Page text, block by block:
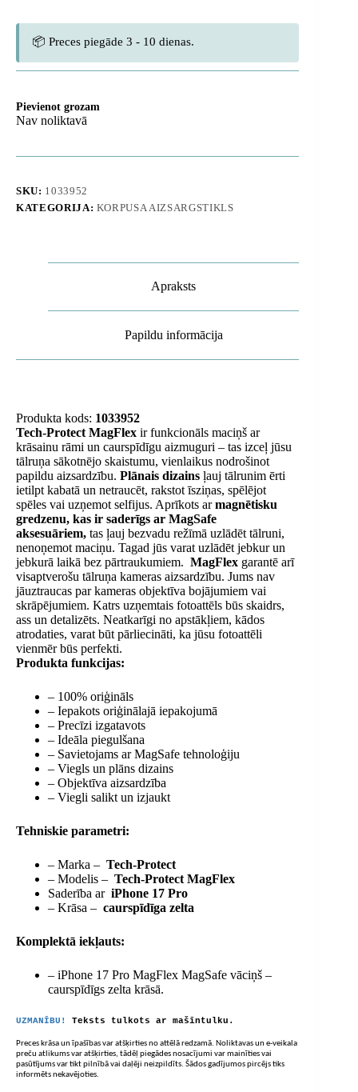
📦 Preces piegāde 3 - 10 dienas.
Pievienot grozam
Nav noliktavā
SKU: 1033952
KATEGORIJA: KORPUSA AIZSARGSTIKLS
Apraksts
Papildu informācija
Produkta kods: 1033952
Tech-Protect MagFlex ir funkcionāls maciņš ar
krāsainu rāmi un caurspīdīgu aizmuguri – tas izceļ jūsu
tālruņa sākotnējo skaistumu, vienlaikus nodrošinot
papildu aizsardzību. Plānais dizains ļauj tālrunim ērti
ietilpt kabatā un netraucēt, rakstot īsziņas, spēlējot
spēles vai uzņemot selfijus. Aprīkots armagnētisku
gredzenu, kas ir saderīgs ar MagSafe
aksesuāriem, tas ļauj bezvadu režīmā uzlādēt tālruni,
nenoņemot maciņu. Tagad jūs varat uzlādēt jebkur un
jebkurā laikā bez pārtraukumiem. MagFlex garantē arī
visaptverošu tālruņa kameras aizsardzību. Jums nav
jāuztraucas par kameras objektīva bojājumiem vai
skrāpējumiem. Katrs uzņemtais fotoattēls būs skaidrs,
ass un detalizēts. Neatkarīgi no apstākļiem, kādos
atrodaties, varat būt pārliecināti, ka jūsu fotoattēli
vienmēr būs perfekti.
Produkta funkcijas:
– 100% oriģināls
– Iepakots oriģinālajā iepakojumā
– Precīzi izgatavots
– Ideāla piegulšana
– Savietojams ar MagSafe tehnoloģiju
– Viegls un plāns dizains
– Objektīva aizsardzība
– Viegli salikt un izjaukt
Tehniskie parametri:
– Marka – Tech-Protect
– Modelis – Tech-Protect MagFlex
Saderība ar iPhone 17 Pro
– Krāsa – caurspīdīga zelta
Komplektā iekļauts:
– iPhone 17 Pro MagFlex MagSafe vāciņš –
caurspīdīgs zelta krāsā.
UZMANĪBU! Teksts tulkots ar mašīntulku.
Preces krāsa un īpašības var atšķirties no attēlā redzamā. Noliktavas un e-veikala
preču atlikums var atšķirties, tādēļ piegādes nosacījumi var mainīties vai
pasūtījums var tikt pilnībā vai daļēji neizpildīts. Šādos gadījumos pircējs tiks
informēts nekavējoties.